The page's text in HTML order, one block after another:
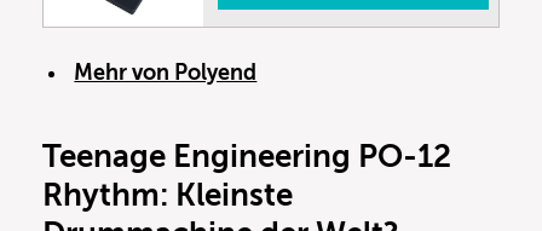
Mehr von Polyend
Teenage Engineering PO-12
Rhythm: Kleinste